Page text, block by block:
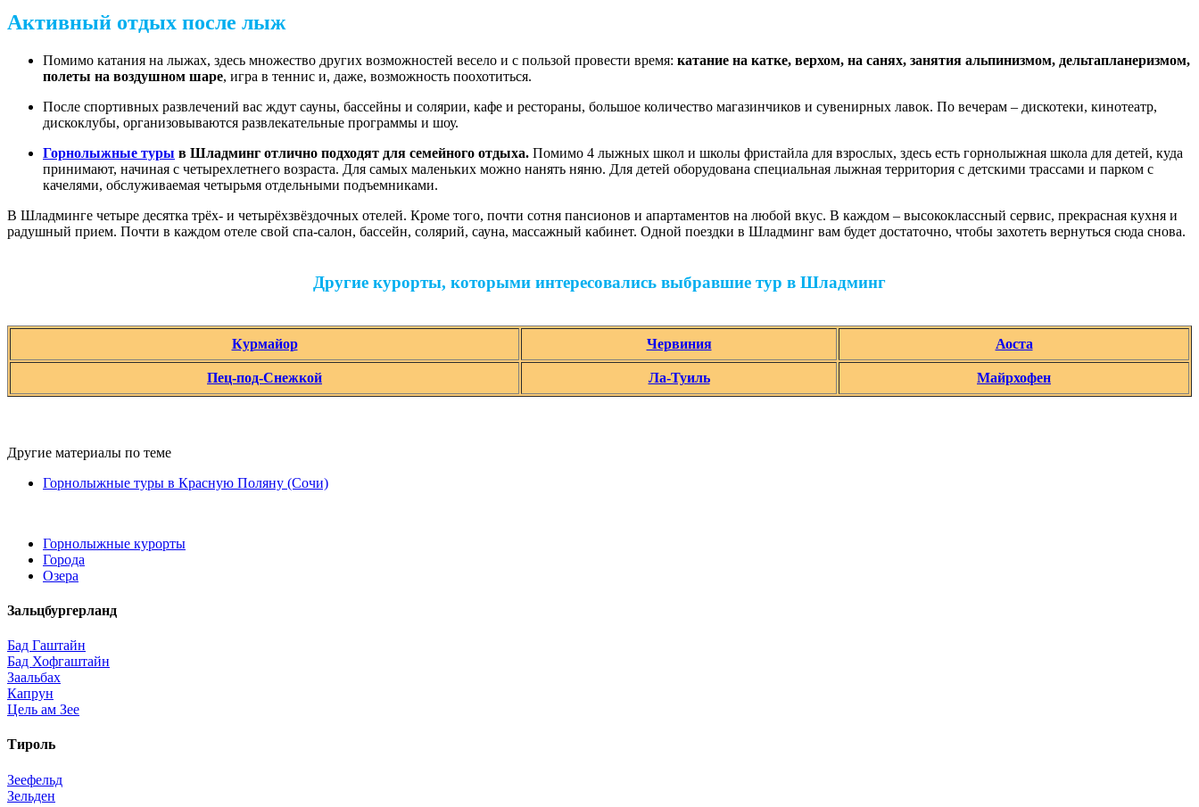
Активный отдых после лыж
Помимо катания на лыжах, здесь множество других возможностей весело и с пользой провести время: катание на катке, верхом, на санях, занятия альпинизмом, дельтапланеризмом,
полеты на воздушном шаре, игра в теннис и, даже, возможность поохотиться.
После спортивных развлечений вас ждут сауны, бассейны и солярии, кафе и рестораны, большое количество магазинчиков и сувенирных лавок. По вечерам – дискотеки, кинотеатр,
дискоклубы, организовываются развлекательные программы и шоу.
Горнолыжные туры в Шладминг отлично подходят для семейного отдыха. Помимо 4 лыжных школ и школы фристайла для взрослых, здесь есть горнолыжная школа для детей, куда
принимают, начиная с четырехлетнего возраста. Для самых маленьких можно нанять няню. Для детей оборудована специальная лыжная территория с детскими трассами и парком с
качелями, обслуживаемая четырьмя отдельными подъемниками.
В Шладминге четыре десятка трёх- и четырёхзвёздочных отелей. Кроме того, почти сотня пансионов и апартаментов на любой вкус. В каждом – высококлассный сервис, прекрасная кухня и
радушный прием. Почти в каждом отеле свой спа-салон, бассейн, солярий, сауна, массажный кабинет. Одной поездки в Шладминг вам будет достаточно, чтобы захотеть вернуться сюда снова.
Другие курорты, которыми интересовались выбравшие тур в Шладминг
Курмайор Червиния Аоста
Пец-под-Снежкой Ла-Туиль Майрхофен
Другие материалы по теме
Горнолыжные туры в Красную Поляну (Сочи)
Горнолыжные курорты
Города
Озера
Зальцбургерланд
Бад Гаштайн
Бад Хофгаштайн
Заальбах
Капрун
Цель ам Зее
Тироль
Зеефельд
Зельден